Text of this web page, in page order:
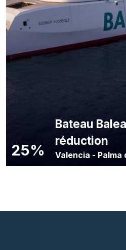
25%
Bateau
réduction
Valencia - Palma